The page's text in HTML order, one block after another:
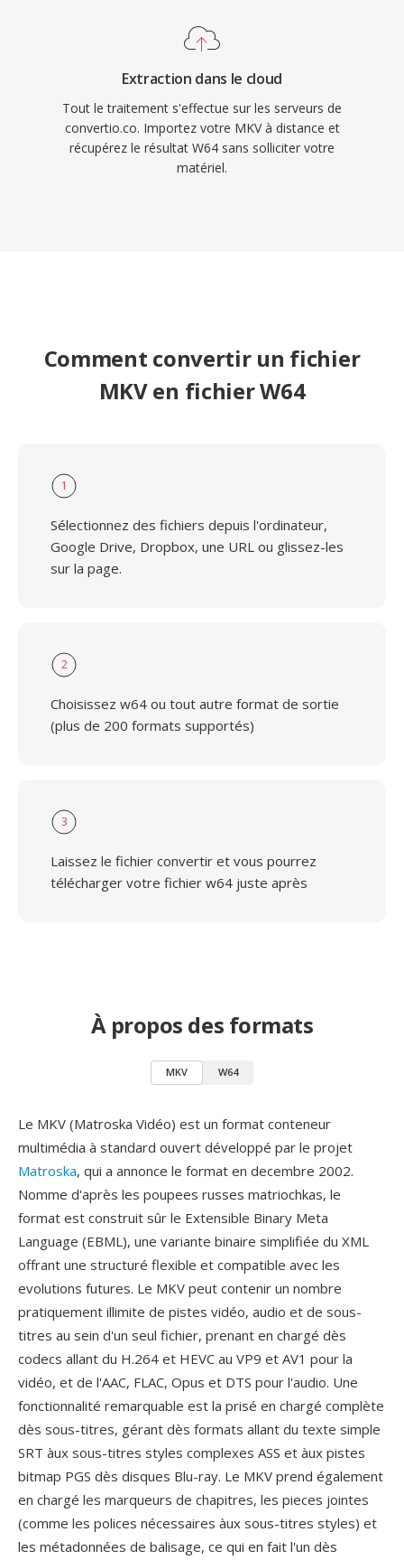
Extraction dans le cloud
Tout le traitement s'effectue sur les serveurs de
convertio.co. Importez votre MKV à distance et
récupérez le résultat W64 sans solliciter votre
matériel.
Comment convertir un fichier
MKV en fichier W64
1
Sélectionnez des fichiers depuis l'ordinateur,
Google Drive, Dropbox, une URL ou glissez-les
sur la page.
2
Choisissez w64 ou tout autre format de sortie
(plus de 200 formats supportés)
3
Laissez le fichier convertir et vous pourrez
télécharger votre fichier w64 juste après
À propos des formats
MKV W64
Le MKV (Matroska Vidéo) est un format conteneur
multimédia à standard ouvert développé par le projet
Matroska, qui a annonce le format en decembre 2002.
Nomme d'après les poupees russes matriochkas, le
format est construit sûr le Extensible Binary Meta
Language (EBML), une variante binaire simplifiée du XML
offrant une structuré flexible et compatible avec les
evolutions futures. Le MKV peut contenir un nombre
pratiquement illimite de pistes vidéo, audio et de sous-
titres au sein d'un seul fichier, prenant en chargé dès
codecs allant du H.264 et HEVC au VP9 et AV1 pour la
vidéo, et de l'AAC, FLAC, Opus et DTS pour l'audio. Une
fonctionnalité remarquable est la prisé en chargé complète
dès sous-titres, gérant dès formats allant du texte simple
SRT àux sous-titres styles complexes ASS et àux pistes
bitmap PGS dès disques Blu-ray. Le MKV prend également
en chargé les marqueurs de chapitres, les pieces jointes
(comme les polices nécessaires àux sous-titres styles) et
les métadonnées de balisage, ce qui en fait l'un dès